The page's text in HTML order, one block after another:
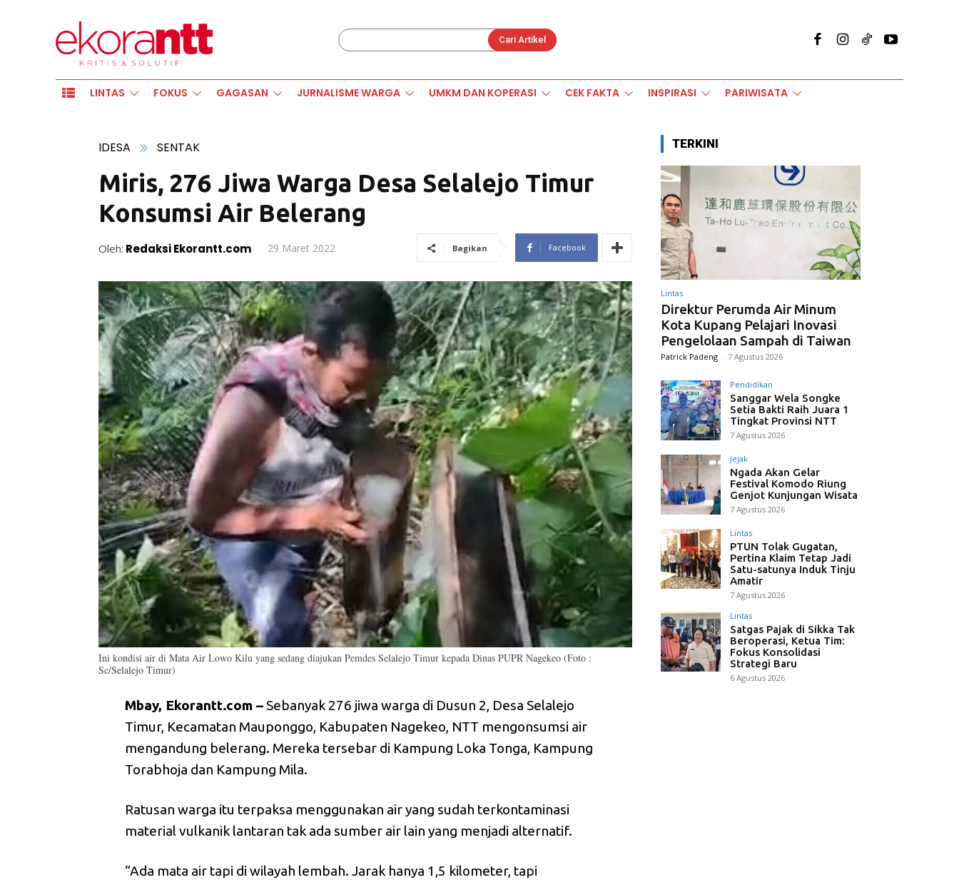
Cari Artikel
LINTAS FOKUS GAGASAN JURNALISME WARGA UMKM DAN KOPERASI CEK FAKTA INSPIRASI PARIWISATA
IDESA SENTAK
Miris, 276 Jiwa Warga Desa Selalejo Timur
Konsumsi Air Belerang
Oleh: Redaksi Ekorantt.com 29 Maret 2022 Bagikan Facebook
Ini kondisi air di Mata Air Lowo Kilu yang sedang diajukan Pemdes Selalejo Timur kepada Dinas PUPR Nagekeo (Foto :
Sc/Selalejo Timur)
Mbay, Ekorantt.com –Sebanyak 276 jiwa warga di Dusun 2, Desa Selalejo
Timur, Kecamatan Mauponggo, Kabupaten Nagekeo, NTT mengonsumsi air
mengandung belerang. Mereka tersebar di Kampung Loka Tonga, Kampung
Torabhoja dan Kampung Mila.
Ratusan warga itu terpaksa menggunakan air yang sudah terkontaminasi
material vulkanik lantaran tak ada sumber air lain yang menjadi alternatif.
“Ada mata air tapi di wilayah lembah. Jarak hanya 1,5 kilometer, tapi
TERKINI
Lintas
Direktur Perumda Air Minum
Kota Kupang Pelajari Inovasi
Pengelolaan Sampah di Taiwan
Patrick Padeng - 7 Agustus 2026
Pendidikan
Sanggar Wela Songke
Setia Bakti Raih Juara 1
Tingkat Provinsi NTT
7 Agustus 2026
Jejak
Ngada Akan Gelar
Festival Komodo Riung
Genjot Kunjungan Wisata
7 Agustus 2026
Lintas
PTUN Tolak Gugatan,
Pertina Klaim Tetap Jadi
Satu-satunya Induk Tinju
Amatir
7 Agustus 2026
Lintas
Satgas Pajak di Sikka Tak
Beroperasi, Ketua Tim:
Fokus Konsolidasi
Strategi Baru
6 Agustus 2026